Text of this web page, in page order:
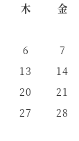
木 金
6 7
13 14
20 21
27 28